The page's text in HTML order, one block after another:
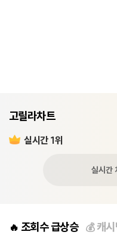
고릴라차트
실시간 1위
실시간
🔥 조회수 급상승 💰캐시